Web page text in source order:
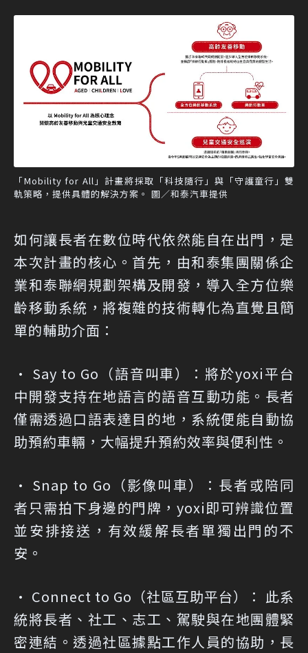
「Mobility for All」計畫將採取「科技隨行」與「守護童行」雙
軌策略，提供具體的解決方案。 圖／和泰汽車提供
如何讓長者在數位時代依然能自在出門，是
本次計畫的核心。首先，由和泰集團關係企
業和泰聯網規劃架構及開發，導入全方位樂
齡移動系統，將複雜的技術轉化為直覺且簡
單的輔助介面：
• Say to Go（語音叫車）：將於yoxi平台
中開發支持在地語言的語音互動功能。長者
僅需透過口語表達目的地，系統便能自動協
助預約車輛，大幅提升預約效率與便利性。
• Snap to Go（影像叫車）：長者或陪同
者只需拍下身邊的門牌，yoxi即可辨識位置
並安排接送，有效緩解長者單獨出門的不
安。
• Connect to Go（社區互助平台）： 此系
統將長者、社工、志工、駕駛與在地團體緊
密連結。透過社區據點工作人員的協助，長